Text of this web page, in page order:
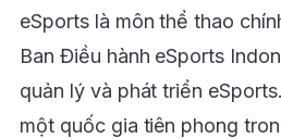
eSports là môn thể thao
Ban Điều hành eSports
quản lý và phát triển
một quốc gia tiên phong